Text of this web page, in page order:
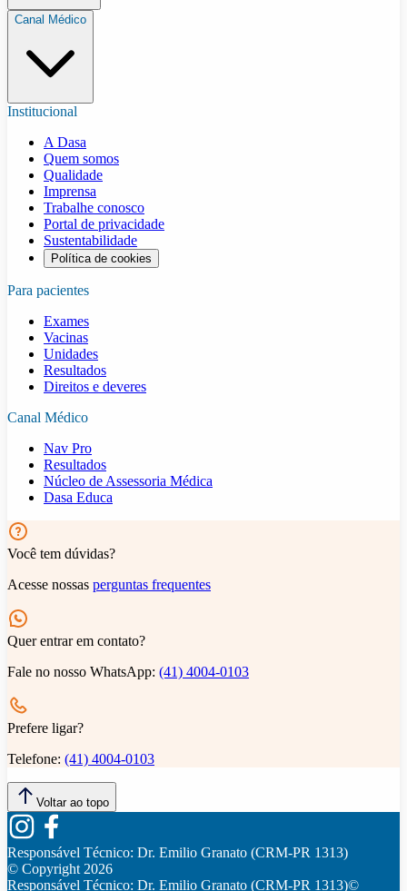
Canal Médico
Institucional
A Dasa
Quem somos
Qualidade
Imprensa
Trabalhe conosco
Portal de privacidade
Sustentabilidade
Política de cookies
Para pacientes
Exames
Vacinas
Unidades
Resultados
Direitos e deveres
Canal Médico
Nav Pro
Resultados
Núcleo de Assessoria Médica
Dasa Educa
Você tem dúvidas?
Acesse nossas perguntas frequentes
Quer entrar em contato?
Fale no nosso WhatsApp: (41) 4004-0103
Prefere ligar?
Telefone: (41) 4004-0103
Voltar ao topo
Responsável Técnico: Dr. Emilio Granato (CRM-PR 1313)
© Copyright2026
Responsável Técnico: Dr. Emilio Granato (CRM-PR 1313)©